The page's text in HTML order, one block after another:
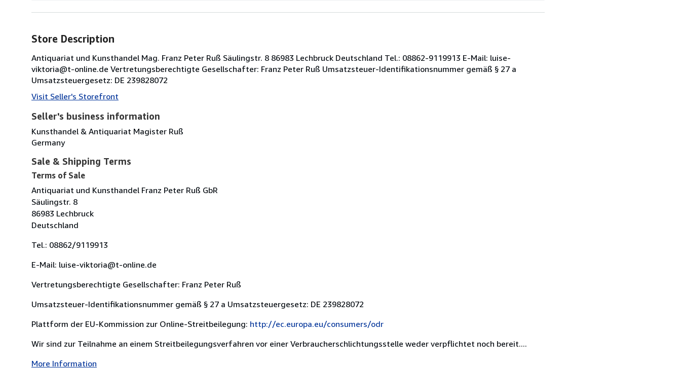
Store Description
Antiquariat und Kunsthandel Mag. Franz Peter Ruß Säulingstr. 8 86983 Lechbruck Deutschland Tel.: 08862-9119913 E-Mail: luise-
viktoria@t-online.de Vertretungsberechtigte Gesellschafter: Franz Peter Ruß Umsatzsteuer-Identifikationsnummer gemäß § 27 a
Umsatzsteuergesetz: DE 239828072
Visit Seller's Storefront
Seller's business information
Kunsthandel & Antiquariat Magister Ruß
Germany
Sale & Shipping Terms
Terms of Sale
Antiquariat und Kunsthandel Franz Peter Ruß GbR
Säulingstr. 8
86983 Lechbruck
Deutschland
Tel.: 08862/9119913
E-Mail: luise-viktoria@t-online.de
Vertretungsberechtigte Gesellschafter: Franz Peter Ruß
Umsatzsteuer-Identifikationsnummer gemäß § 27 a Umsatzsteuergesetz: DE 239828072
Plattform der EU-Kommission zur Online-Streitbeilegung: http://ec.europa.eu/consumers/odr
Wir sind zur Teilnahme an einem Streitbeilegungsverfahren vor einer Verbraucherschlichtungsstelle weder verpflichtet noch bereit....
More Information